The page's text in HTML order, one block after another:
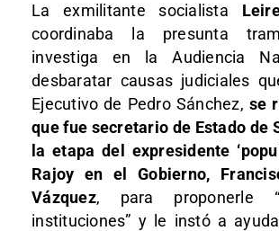
La exmilitante socialista
coordinaba la presunta
investiga en la Audiencia
desbaratar causas judiciales
Ejecutivo de Pedro Sánchez, se
que fue secretario de Estado de
la etapa del expresidente
Rajoy en el Gobierno,
Vázquez, para proponerle
instituciones” y le instó a